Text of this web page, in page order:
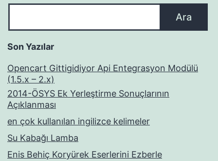
Ara
Son Yazılar
Opencart Gittigidiyor Api Entegrasyon Modülü
(1.5.x – 2.x)
2014-ÖSYS Ek Yerleştirme Sonuçlarının
Açıklanması
en çok kullanılan ingilizce kelimeler
Su Kabağı Lamba
Enis Behiç Koryürek Eserlerini Ezberle